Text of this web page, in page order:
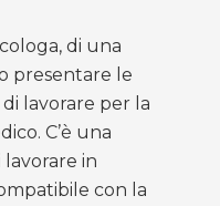
di una
presentare le
di lavorare per la
C’è una
in
con la